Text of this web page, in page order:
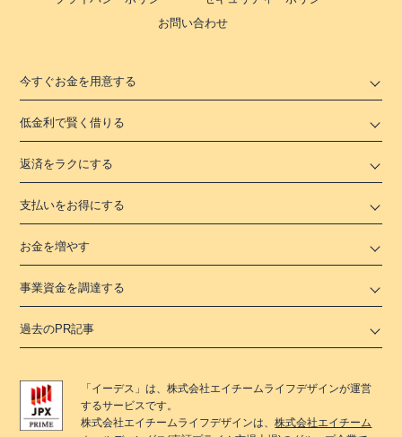
お問い合わせ
今すぐお金を用意する
低金利で賢く借りる
返済をラクにする
支払いをお得にする
お金を増やす
事業資金を調達する
過去のPR記事
「 イーデス 」は、株式会社エイチームライフデザインが運営
するサービスです。
株式会社エイチームライフデザインは、株式会社エイチーム